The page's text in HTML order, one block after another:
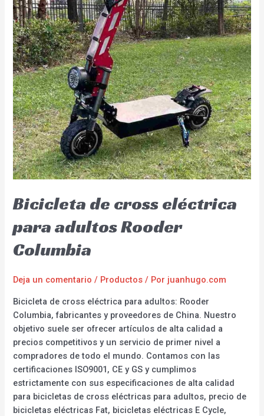
Bicicleta de cross eléctrica
para adultos Rooder
Columbia
Deja un comentario / Productos / Por juanhugo.com
Bicicleta de cross eléctrica para adultos: Rooder
Columbia, fabricantes y proveedores de China. Nuestro
objetivo suele ser ofrecer artículos de alta calidad a
precios competitivos y un servicio de primer nivel a
compradores de todo el mundo. Contamos con las
certificaciones ISO9001, CE y GS y cumplimos
estrictamente con sus especificaciones de alta calidad
para bicicletas de cross eléctricas para adultos, precio de
bicicletas eléctricas Fat, bicicletas eléctricas E Cycle,